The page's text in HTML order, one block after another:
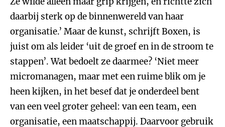
daarbij sterk op de binnenwereld van haar
organisatie.’ Maar de kunst, schrijft Boxen, is
juist om als leider ‘uit de groef en in de stroom te
stappen’. Wat bedoelt ze daarmee? ‘Niet meer
micromanagen, maar met een ruime blik om je
heen kijken, in het besef dat je onderdeel bent
van een veel groter geheel: van een team, een
organisatie, een maatschappij. Daarvoor gebruik